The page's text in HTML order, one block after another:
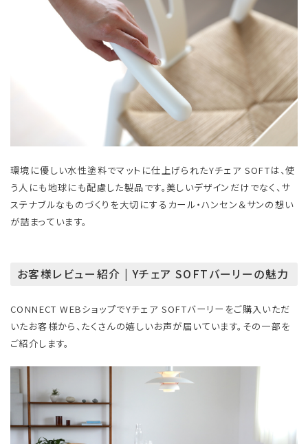
環境に優しい水性塗料でマットに仕上げられたYチェア SOFTは、使
う人にも地球にも配慮した製品です。美しいデザインだけでなく、サ
ステナブルなものづくりを大切にするカール・ハンセン＆サンの想い
が詰まっています。
お客様レビュー紹介 | Yチェア SOFTバーリーの魅力
CONNECT WEBショップでYチェア SOFTバーリーをご購入いただ
いたお客様から、たくさんの嬉しいお声が届いています。その一部を
ご紹介します。